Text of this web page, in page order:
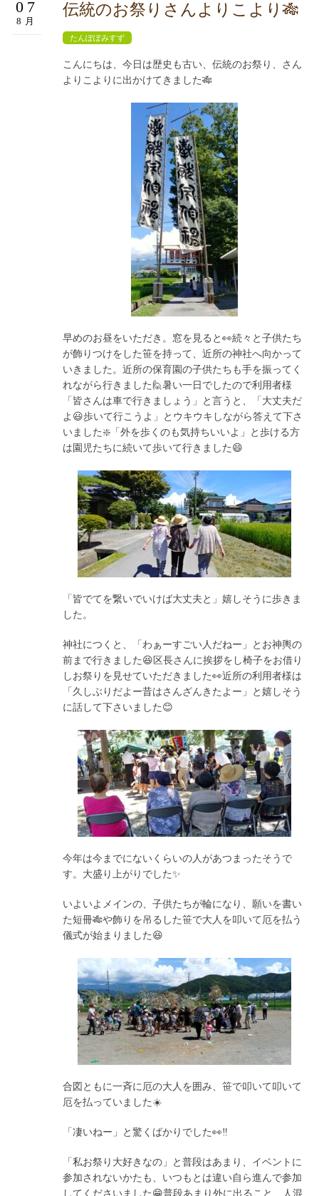
07
8月
伝統のお祭りさんよりこより🎋
たんぽぽみすず
こんにちは、今日は歴史も古い、伝統のお祭り、さん
よりこよりに出かけてきました🎋
早めのお昼をいただき。窓を見ると👀続々と子供たち
が飾りつけをした笹を持って、近所の神社へ向かって
いきました。近所の保育園の子供たちも手を振ってく
れながら行きました🙋暑い一日でしたので利用者様
「皆さんは車で行きましょう」と言うと、「大丈夫だ
よ😃歩いて行こうよ」とウキウキしながら答えて下さ
いました❇️「外を歩くのも気持ちいいよ」と歩ける方
は園児たちに続いて歩いて行きました😄
「皆でてを繋いでいけば大丈夫と」嬉しそうに歩きま
した。
神社につくと、「わぁーすごい人だねー」とお神輿の
前まで行きました😆区長さんに挨拶をし椅子をお借り
しお祭りを見せていただきました👀近所の利用者様は
「久しぶりだよー昔はさんざんきたよー」と嬉しそう
に話して下さいました😊
今年は今までにないくらいの人があつまったそうで
す。大盛り上がりでした✨
いよいよメインの、子供たちが輪になり、願いを書い
た短冊🎋や飾りを吊るした笹で大人を叩いて厄を払う
儀式が始まりました😆
合図ともに一斉に厄の大人を囲み、笹で叩いて叩いて
厄を払っていました☀️
「凄いねー」と驚くばかりでした👀‼️
「私お祭り大好きなの」と普段はあまり、イベントに
参加されないかたも、いつもとは違い自ら進んで参加
してくださいました😁普段あまり外に出ること、人混